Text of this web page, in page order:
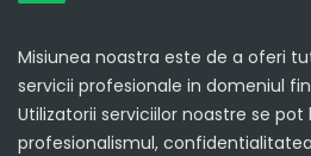
Misiunea noastra este de a oferi
servicii profesionale in domeniul
Utilizatorii serviciilor noastre se pot
profesionalismul,